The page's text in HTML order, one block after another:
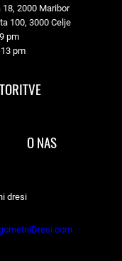
2000 Maribor
100, 3000 Celje
pm
pm
O NAS
dresi